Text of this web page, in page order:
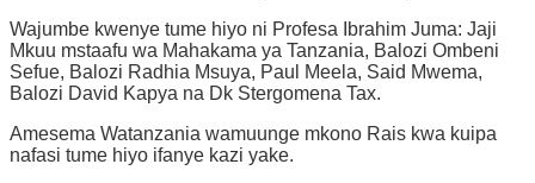
Wajumbe kwenye tume hiyo ni Profesa Ibrahim Juma: Jaji
Mkuu mstaafu wa Mahakama ya Tanzania, Balozi Ombeni
Sefue, Balozi Radhia Msuya, Paul Meela, Said Mwema,
Balozi David Kapya na Dk Stergomena Tax.
Amesema Watanzania wamuunge mkono Rais kwa kuipa
nafasi tume hiyo ifanye kazi yake.